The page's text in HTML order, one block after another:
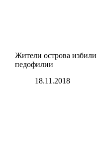
Жители острова
педофилии
18.11.2018